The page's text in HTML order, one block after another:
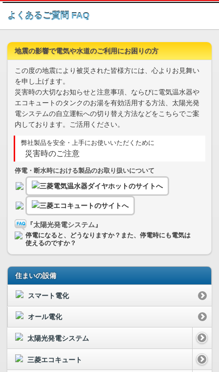
このページの本文へ
よくあるご質問 FAQ
地震の影響で電気や水道のご利用にお困りの方
この度の地震により被災された皆様方には、心よりお見舞い
を申し上げます。
災害時の大切なお知らせと注意事項、ならびに電気温水器や
エコキュートのタンクのお湯を有効活用する方法、太陽光発
電システムの自立運転への切り替え方法などをこちらでご案
内しております。ご活用ください。
弊社製品を安全・上手にお使いいただくために
災害時のご注意
停電・断水時における製品のお取り扱いについて
『太陽光発電システム』
停電になると、どうなりますか？また、停電時にも電気は
使えるのですか？
住まいの設備
スマート電化
オール電化
太陽光発電システム
三菱エコキュート